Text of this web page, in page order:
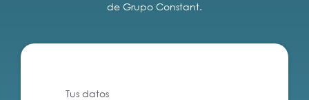
de Grupo Constant.
Tus datos